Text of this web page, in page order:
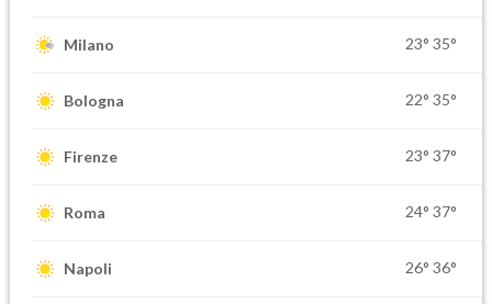
Milano 23° 35°
Bologna 22° 35°
Firenze 23° 37°
Roma 24° 37°
Napoli 26° 36°